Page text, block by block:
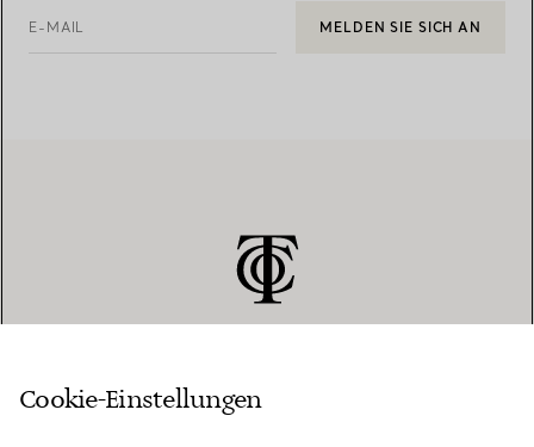
E-MAIL MELDEN SIE SICH AN
KUNDENSERVICE
Cookie-Einstellungen